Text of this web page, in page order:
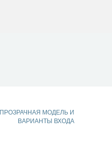
ПРОЗРАЧНАЯ МОДЕЛЬ И
ВАРИАНТЫ ВХОДА